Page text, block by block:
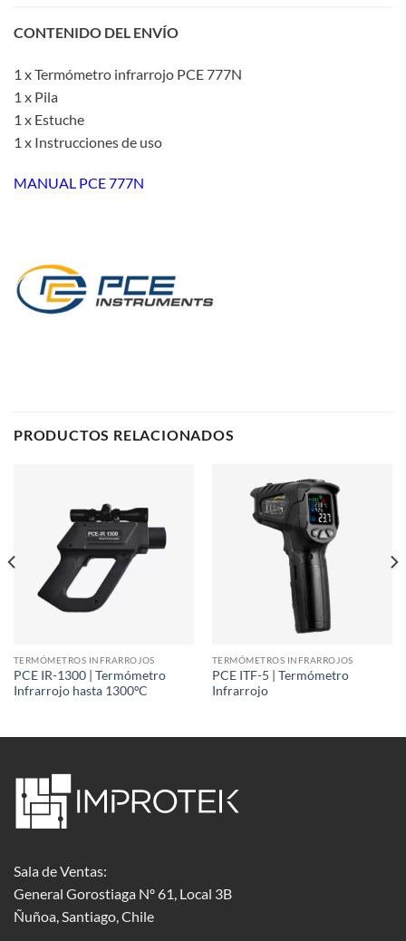
CONTENIDO DEL ENVÍO
1 x Termómetro infrarrojo PCE 777N
1 x Pila
1 x Estuche
1 x Instrucciones de uso
MANUAL PCE 777N
PRODUCTOS RELACIONADOS
TERMÓMETROS INFRARROJOS
PCE IR-1300 | Termómetro
Infrarrojo hasta 1300ºC
TERMÓMETROS INFRARROJOS
PCE ITF-5 | Termómetro
Infrarrojo
Sala de Ventas:
General Gorostiaga Nº 61, Local 3B
Ñuñoa, Santiago, Chile